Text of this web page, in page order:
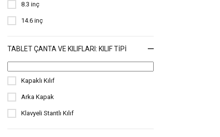
8.3 inç
14.6 inç
TABLET ÇANTA VE KILIFLARI: KILIF TIPI
Kapaklı Kılıf
Arka Kapak
Klavyeli Stantlı Kılıf